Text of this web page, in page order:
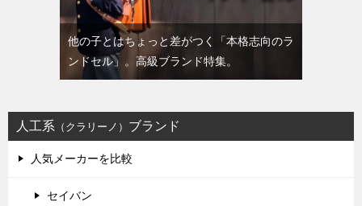
他の子とはちょっと差がつく「本格志向のラ
ンドセル」。高級ブランド特集。
人工系 （クラリーノ） ブランド
人気メーカーを比較
セイバン